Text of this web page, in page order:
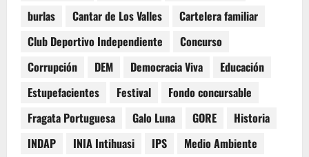
burlas
Cantar de Los Valles
Cartelera familiar
Club Deportivo Independiente
Concurso
Corrupción
DEM Democracia Viva
Educación
Estupefacientes
Festival
Fondo concursable
Fragata Portuguesa
Galo Luna GORE
Historia
INDAP
INIA Intihuasi IPS
Medio Ambiente